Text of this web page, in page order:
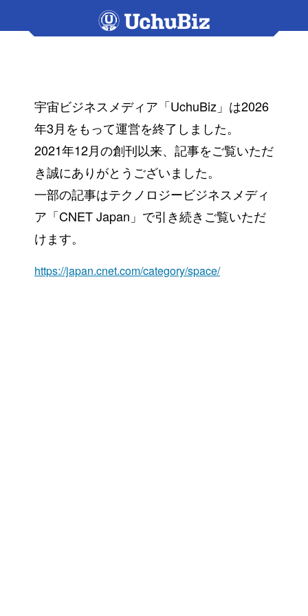
宇宙ビジネスメディア「UchuBiz」は2026
年3月をもって運営を終了しました。
2021年12月の創刊以来、記事をご覧いただ
き誠にありがとうございました。
一部の記事はテクノロジービジネスメディ
ア「CNET Japan」で引き続きご覧いただ
けます。
https://japan.cnet.com/category/space/